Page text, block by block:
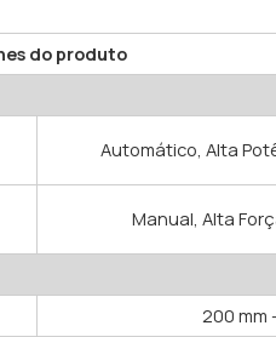
do produto
Automático, Alta
Manual, Alta
200 mm